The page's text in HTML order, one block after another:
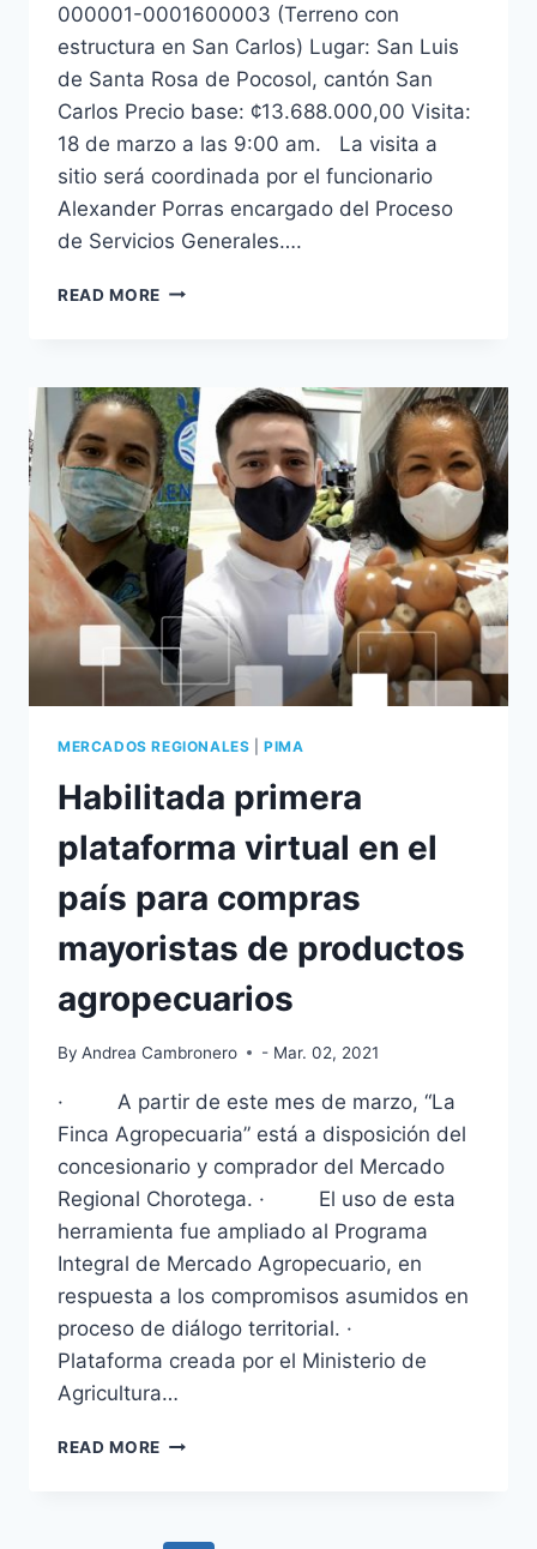
000001-0001600003 (Terreno con
estructura en San Carlos) Lugar: San Luis
de Santa Rosa de Pocosol, cantón San
Carlos Precio base: ¢13.688.000,00 Visita:
18 de marzo a las 9:00 am. La visita a
sitio será coordinada por el funcionario
Alexander Porras encargado del Proceso
de Servicios Generales….
READ MORE PROCESO
RE-
000001-
0001600003
MERCADOS REGIONALES |PIMA
Habilitada primera
plataforma virtual en el
país para compras
mayoristas de productos
agropecuarios
By Andrea Cambronero - Mar. 02, 2021
· A partir de este mes de marzo, “La
Finca Agropecuaria” está a disposición del
concesionario y comprador del Mercado
Regional Chorotega. · El uso de esta
herramienta fue ampliado al Programa
Integral de Mercado Agropecuario, en
respuesta a los compromisos asumidos en
proceso de diálogo territorial. ·
Plataforma creada por el Ministerio de
Agricultura…
READ MORE HABILITADA
EN